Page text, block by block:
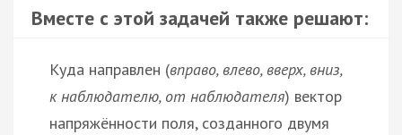
Вместе с этой задачей также решают:
Куда направлен (вправо, влево, вверх, вниз,
к наблюдателю, от наблюдателя) вектор
напряжённости поля, созданного двумя